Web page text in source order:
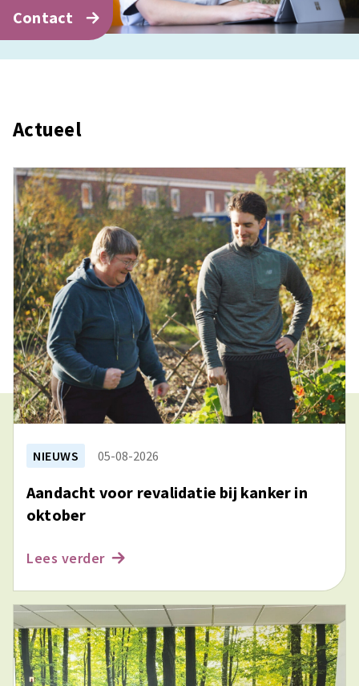
Contact
Actueel
Aandacht voor revalidatie bij kanker in
oktober
NIEUWS 05-08-2026
Lees verder